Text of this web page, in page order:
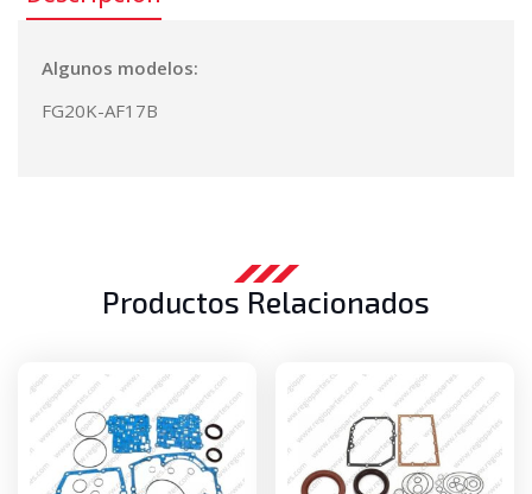
Algunos modelos:
FG20K-AF17B
Productos Relacionados